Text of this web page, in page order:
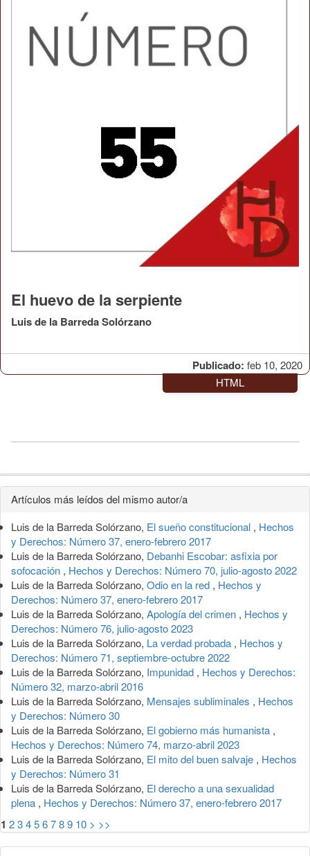
Publicado: feb 10, 2020
El huevo de la serpiente
Luis de la Barreda Solórzano
HTML
Detalles
del
artículo
Artículos más leídos del mismo autor/a
Luis de la Barreda Solórzano, El sueño constitucional , Hechos
y Derechos: Número 37, enero-febrero 2017
Luis de la Barreda Solórzano, Debanhi Escobar: asfixia por
sofocación , Hechos y Derechos: Número 70, julio-agosto 2022
Luis de la Barreda Solórzano, Odio en la red , Hechos y
Derechos: Número 37, enero-febrero 2017
Luis de la Barreda Solórzano, Apología del crimen , Hechos y
Derechos: Número 76, julio-agosto 2023
Luis de la Barreda Solórzano, La verdad probada , Hechos y
Derechos: Número 71, septiembre-octubre 2022
Luis de la Barreda Solórzano, Impunidad , Hechos y Derechos:
Número 32, marzo-abril 2016
Luis de la Barreda Solórzano, Mensajes subliminales , Hechos
y Derechos: Número 30
Luis de la Barreda Solórzano, El gobierno más humanista ,
Hechos y Derechos: Número 74, marzo-abril 2023
Luis de la Barreda Solórzano, El mito del buen salvaje , Hechos
y Derechos: Número 31
Luis de la Barreda Solórzano, El derecho a una sexualidad
plena , Hechos y Derechos: Número 37, enero-febrero 2017
1 23456789 10 > >>